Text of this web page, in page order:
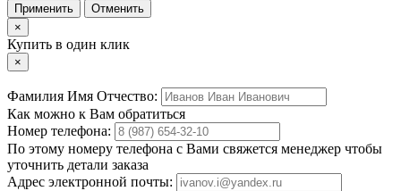
Отменить
×
Купить в один клик
×
Фамилия Имя Отчество:
Как можно к Вам обратиться
Номер телефона:
По этому номеру телефона с Вами свяжется менеджер чтобы
уточнить детали заказа
Адрес электронной почты: